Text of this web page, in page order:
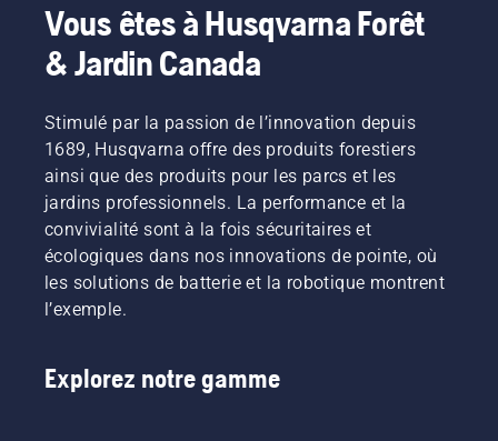
Vous êtes à Husqvarna Forêt
& Jardin Canada
Stimulé par la passion de l’innovation depuis
1689, Husqvarna offre des produits forestiers
ainsi que des produits pour les parcs et les
jardins professionnels. La performance et la
convivialité sont à la fois sécuritaires et
écologiques dans nos innovations de pointe, où
les solutions de batterie et la robotique montrent
l’exemple.
Explorez notre gamme